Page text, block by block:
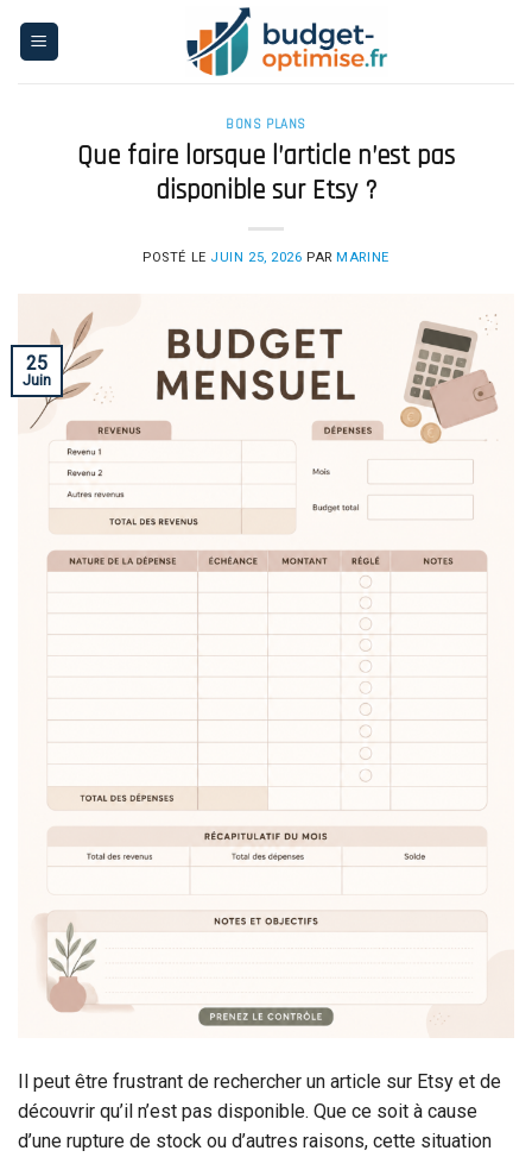
BONS PLANS
Que faire lorsque l’article n’est pas
disponible sur Etsy ?
POSTÉ LE JUIN 25, 2026 PARMARINE
25
Juin
Il peut être frustrant de rechercher un article sur Etsy et de
découvrir qu’il n’est pas disponible. Que ce soit à cause
d’une rupture de stock ou d’autres raisons, cette situation